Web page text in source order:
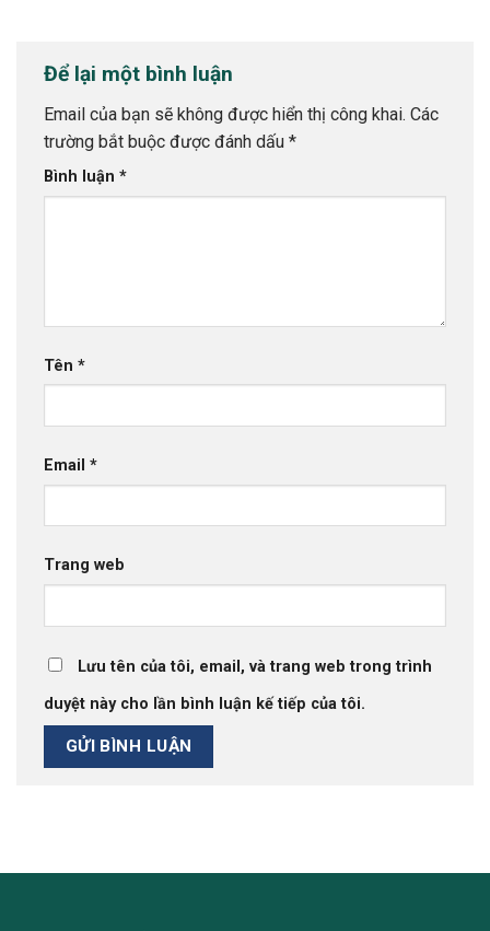
Để lại một bình luận
Email của bạn sẽ không được hiển thị công khai. Các
trường bắt buộc được đánh dấu *
Bình luận *
Tên *
Email *
Trang web
Lưu tên của tôi, email, và trang web trong trình
duyệt này cho lần bình luận kế tiếp của tôi.